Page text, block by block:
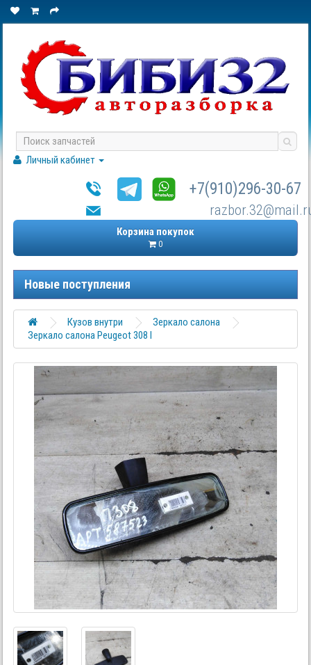
Личный кабинет
+7(910)296-30-67
Корзина покупок
0
Новые поступления
Кузов внутри
Зеркало салона
Зеркало салона Peugeot 308 I